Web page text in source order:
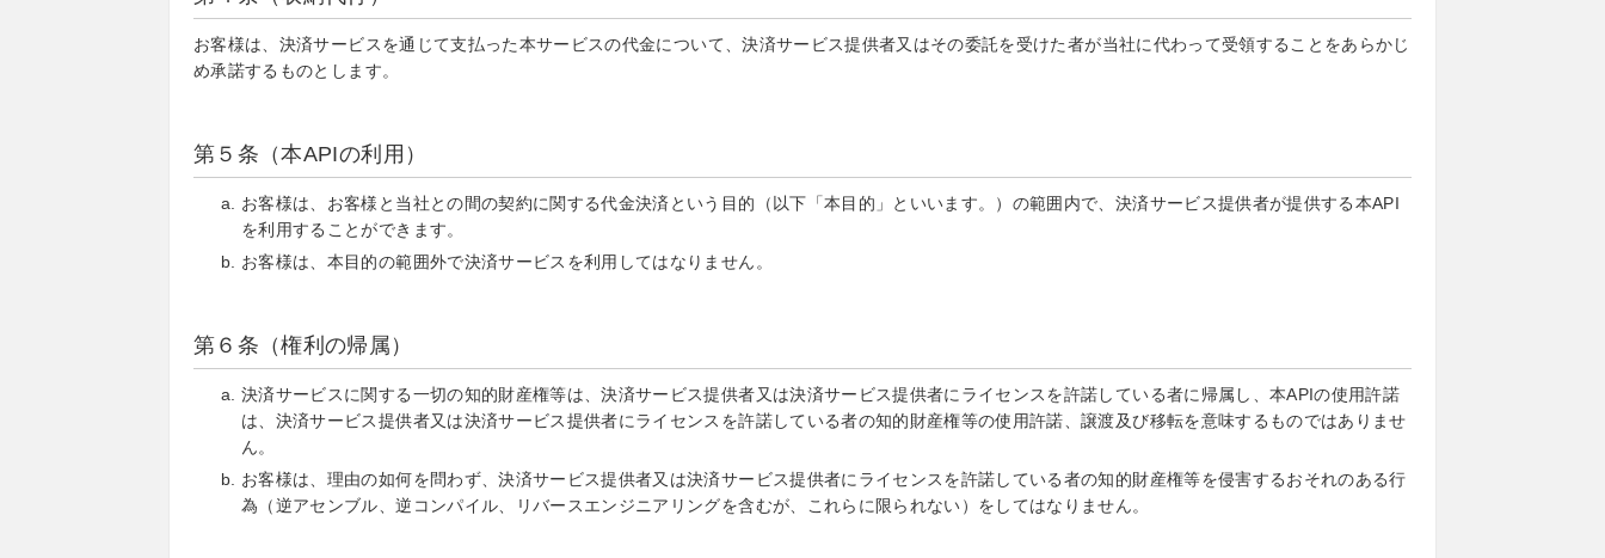
お客様は、決済サービスを通じて支払った本サービスの代金について、決済サービス提供者又はその委託を受けた者が当社に代わって受領することをあらかじ
め承諾するものとします。
第５条（本APIの利用）
お客様は、お客様と当社との間の契約に関する代金決済という目的（以下「本目的」といいます。）の範囲内で、決済サービス提供者が提供する本API
を利用することができます。
お客様は、本目的の範囲外で決済サービスを利用してはなりません。
第６条（権利の帰属）
決済サービスに関する一切の知的財産権等は、決済サービス提供者又は決済サービス提供者にライセンスを許諾している者に帰属し、本APIの使用許諾
は、決済サービス提供者又は決済サービス提供者にライセンスを許諾している者の知的財産権等の使用許諾、譲渡及び移転を意味するものではありませ
ん。
お客様は、理由の如何を問わず、決済サービス提供者又は決済サービス提供者にライセンスを許諾している者の知的財産権等を侵害するおそれのある行
為（逆アセンブル、逆コンパイル、リバースエンジニアリングを含むが、これらに限られない）をしてはなりません。